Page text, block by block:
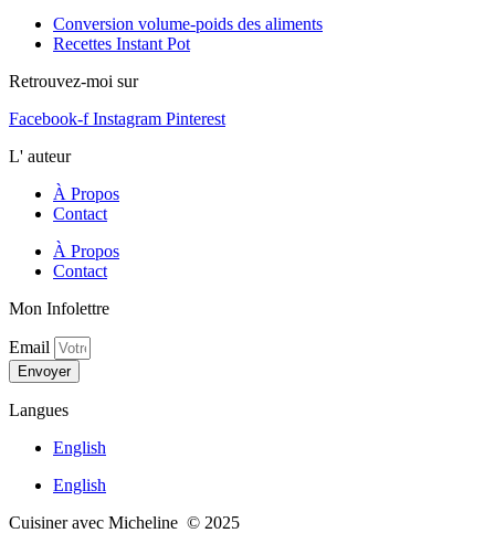
Conversion volume-poids des aliments
Recettes Instant Pot
Retrouvez-moi sur
Facebook-f Instagram Pinterest
L' auteur
À Propos
Contact
À Propos
Contact
Mon Infolettre
Email
Envoyer
Langues
English
English
Cuisiner avec Micheline © 2025